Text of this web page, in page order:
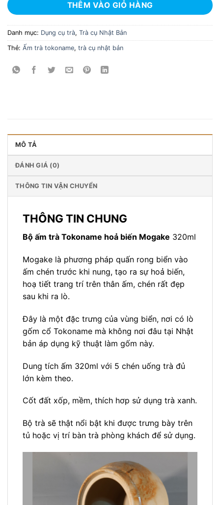
THÊM VÀO GIỎ HÀNG
Danh mục: Dụng cụ trà, Trà cụ Nhật Bản
Thẻ: Ấm trà tokoname, trà cụ nhật bản
MÔ TẢ
ĐÁNH GIÁ (0)
THÔNG TIN VẬN CHUYỂN
THÔNG TIN CHUNG
Bộ ấm trà Tokoname hoả biến Mogake 320ml
Mogake là phương pháp quấn rong biển vào
ấm chén trước khi nung, tạo ra sự hoả biến,
hoạ tiết trang trí trên thân ấm, chén rất đẹp
sau khi ra lò.
Đây là một đặc trưng của vùng biển, nơi có lò
gốm cổ Tokoname mà không nơi đâu tại Nhật
bản áp dụng kỹ thuật làm gốm này.
Dung tích ấm 320ml với 5 chén uống trà đủ
lớn kèm theo.
Cốt đất xốp, mềm, thích hơp sử dụng trà xanh.
Bộ trà sẽ thật nổi bật khi được trưng bày trên
tủ hoặc vị trí bàn trà phòng khách để sử dụng.